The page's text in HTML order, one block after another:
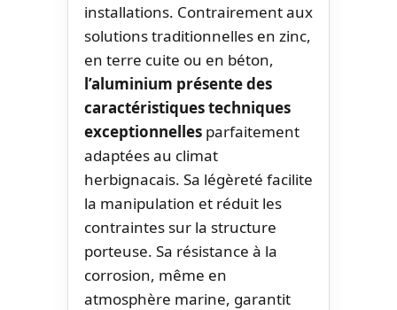
installations. Contrairement aux
solutions traditionnelles en zinc,
en terre cuite ou en béton,
l’aluminium présente des
caractéristiques techniques
exceptionnelles parfaitement
adaptées au climat
herbignacais. Sa légèreté facilite
la manipulation et réduit les
contraintes sur la structure
porteuse. Sa résistance à la
corrosion, même en
atmosphère marine, garantit